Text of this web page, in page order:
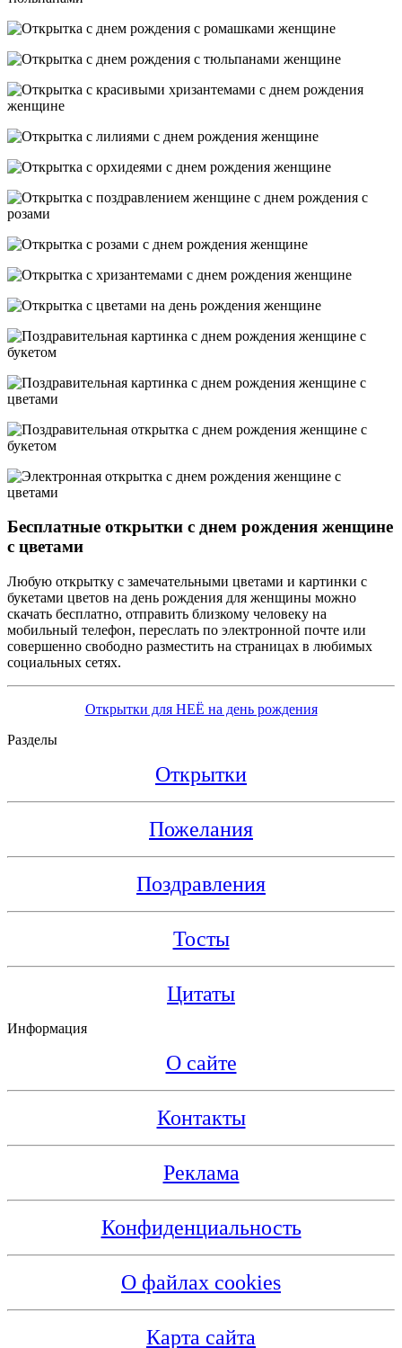
Бесплатные открытки с днем рождения женщине
с цветами
Любую открытку с замечательными цветами и картинки с
букетами цветов на день рождения для женщины можно
скачать бесплатно, отправить близкому человеку на
мобильный телефон, переслать по электронной почте или
совершенно свободно разместить на страницах в любимых
социальных сетях.
Открытки для НЕЁ на день рождения
Разделы
Открытки
Пожелания
Поздравления
Тосты
Цитаты
Информация
О сайте
Контакты
Реклама
Конфиденциальность
О файлах cookies
Карта сайта